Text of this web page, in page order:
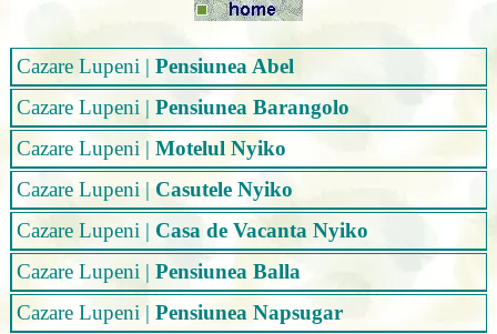
Cazare Lupeni | Pensiunea Abel
Cazare Lupeni | Pensiunea Barangolo
Cazare Lupeni | Motelul Nyiko
Cazare Lupeni | Casutele Nyiko
Cazare Lupeni | Casa de Vacanta Nyiko
Cazare Lupeni | Pensiunea Balla
Cazare Lupeni | Pensiunea Napsugar